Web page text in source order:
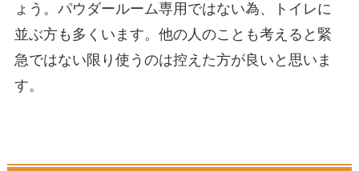
ょう。パウダールーム専用ではない為、トイレに
並ぶ方も多くいます。他の人のことも考えると緊
急ではない限り使うのは控えた方が良いと思いま
す。